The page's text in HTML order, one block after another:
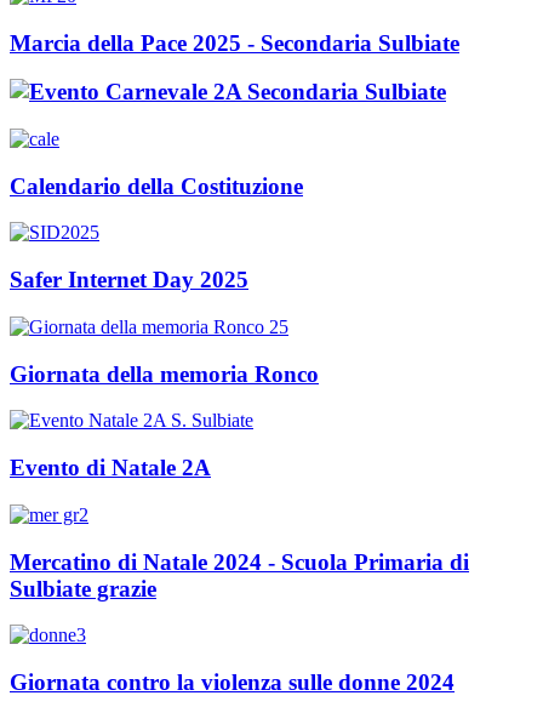
Marcia della Pace 2025 - Secondaria Sulbiate
Calendario della Costituzione
Safer Internet Day 2025
Giornata della memoria Ronco
Evento di Natale 2A
Mercatino di Natale 2024 - Scuola Primaria di
Sulbiate grazie
Giornata contro la violenza sulle donne 2024